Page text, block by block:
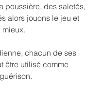
poussière, des saletés,
alors jouons le jeu et
mieux.
chacun de ses
être utilisé comme